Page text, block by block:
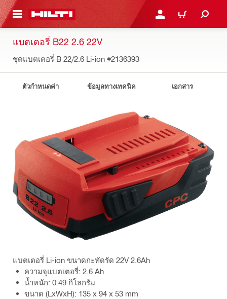
CONTENT เข้าสู่ระบบหรือลงทะเบียนเ
ตะกร้าสินค้า
แบตเตอรี่ B22 2.6 22V
ชุดแบตเตอรี่ B 22/2.6 Li-ion #2136393
ตัวกำหนดค่า ข้อมูลทางเทคนิค เอกสาร
แบตเตอรี่ Li-ion ขนาดกะทัดรัด 22V 2.6Ah
ความจุแบตเตอรี่: 2.6 Ah
น้ำหนัก: 0.49 กิโลกรัม
ขนาด (LxWxH): 135 x 94 x 53 mm